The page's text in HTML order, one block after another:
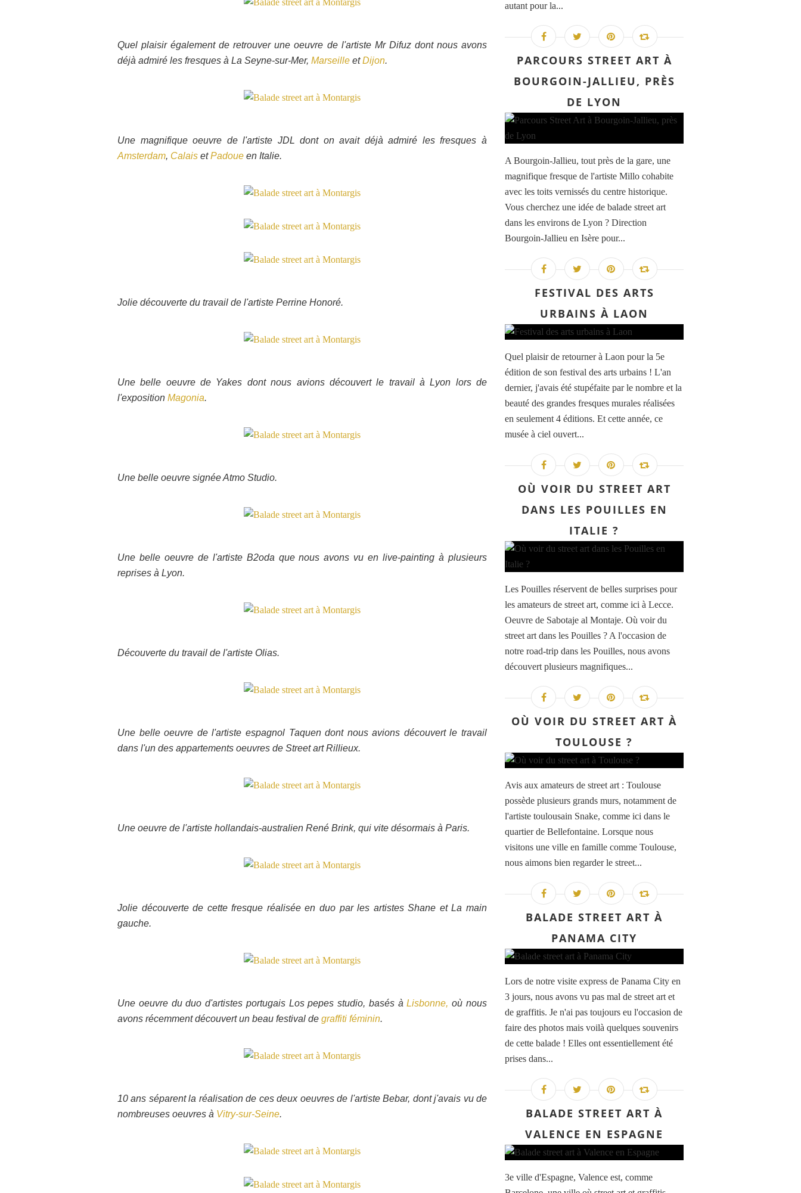
Quel plaisir également de retrouver une oeuvre de l'artiste Mr Difuz dont nous avons
déjà admiré les fresques à La Seyne-sur-Mer, Marseille etDijon.
Une magnifique oeuvre de l'artiste JDL dont on avait déjà admiré les fresques à
Amsterdam, Calais etPadoue en Italie.
Jolie découverte du travail de l'artiste Perrine Honoré.
Une belle oeuvre de Yakes dont nous avions découvert le travail à Lyon lors de
l'exposition Magonia.
Une belle oeuvre signée Atmo Studio.
Une belle oeuvre de l'artiste B2oda que nous avons vu en live-painting à plusieurs
reprises à Lyon.
Découverte du travail de l'artiste Olias.
Une belle oeuvre de l'artiste espagnol Taquen dont nous avions découvert le travail
dans l'un des appartements oeuvres de Street art Rillieux.
Une oeuvre de l'artiste hollandais-australien René Brink, qui vite désormais à Paris.
Jolie découverte de cette fresque réalisée en duo par les artistes Shane et La main
gauche.
Une oeuvre du duo d'artistes portugais Los pepes studio, basés àLisbonne, où nous
avons récemment découvert un beau festival de graffiti féminin.
10 ans séparent la réalisation de ces deux oeuvres de l'artiste Bebar, dont j'avais vu de
nombreuses oeuvres à Vitry-sur-Seine.
autant pour la...
PARCOURS STREET ART À
BOURGOIN-JALLIEU, PRÈS
DE LYON
A Bourgoin-Jallieu, tout près de la gare, une
magnifique fresque de l'artiste Millo cohabite
avec les toits vernissés du centre historique.
Vous cherchez une idée de balade street art
dans les environs de Lyon ? Direction
Bourgoin-Jallieu en Isère pour...
FESTIVAL DES ARTS
URBAINS À LAON
Quel plaisir de retourner à Laon pour la 5e
édition de son festival des arts urbains ! L'an
dernier, j'avais été stupéfaite par le nombre et la
beauté des grandes fresques murales réalisées
en seulement 4 éditions. Et cette année, ce
musée à ciel ouvert...
OÙ VOIR DU STREET ART
DANS LES POUILLES EN
ITALIE ?
Les Pouilles réservent de belles surprises pour
les amateurs de street art, comme ici à Lecce.
Oeuvre de Sabotaje al Montaje. Où voir du
street art dans les Pouilles ? A l'occasion de
notre road-trip dans les Pouilles, nous avons
découvert plusieurs magnifiques...
OÙ VOIR DU STREET ART À
TOULOUSE ?
Avis aux amateurs de street art : Toulouse
possède plusieurs grands murs, notamment de
l'artiste toulousain Snake, comme ici dans le
quartier de Bellefontaine. Lorsque nous
visitons une ville en famille comme Toulouse,
nous aimons bien regarder le street...
BALADE STREET ART À
PANAMA CITY
Lors de notre visite express de Panama City en
3 jours, nous avons vu pas mal de street art et
de graffitis. Je n'ai pas toujours eu l'occasion de
faire des photos mais voilà quelques souvenirs
de cette balade ! Elles ont essentiellement été
prises dans...
BALADE STREET ART À
VALENCE EN ESPAGNE
3e ville d'Espagne, Valence est, comme